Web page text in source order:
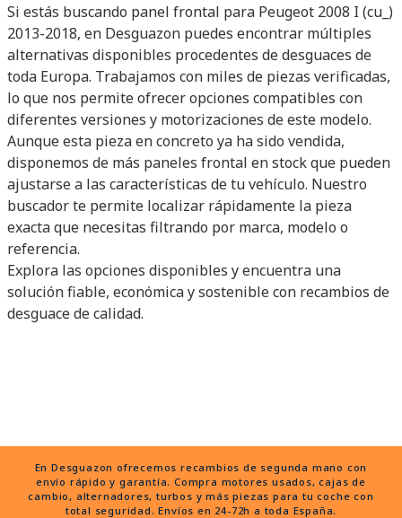
Si estás buscando panel frontal para Peugeot 2008 I (cu_)
2013-2018, en Desguazon puedes encontrar múltiples
alternativas disponibles procedentes de desguaces de
toda Europa. Trabajamos con miles de piezas verificadas,
lo que nos permite ofrecer opciones compatibles con
diferentes versiones y motorizaciones de este modelo.
Aunque esta pieza en concreto ya ha sido vendida,
disponemos de más paneles frontal en stock que pueden
ajustarse a las características de tu vehículo. Nuestro
buscador te permite localizar rápidamente la pieza
exacta que necesitas filtrando por marca, modelo o
referencia.
Explora las opciones disponibles y encuentra una
solución fiable, económica y sostenible con recambios de
desguace de calidad.
En Desguazon ofrecemos recambios de segunda mano con
envío rápido y garantía. Compra motores usados, cajas de
cambio, alternadores, turbos y más piezas para tu coche con
total seguridad. Envíos en 24-72h a toda España.